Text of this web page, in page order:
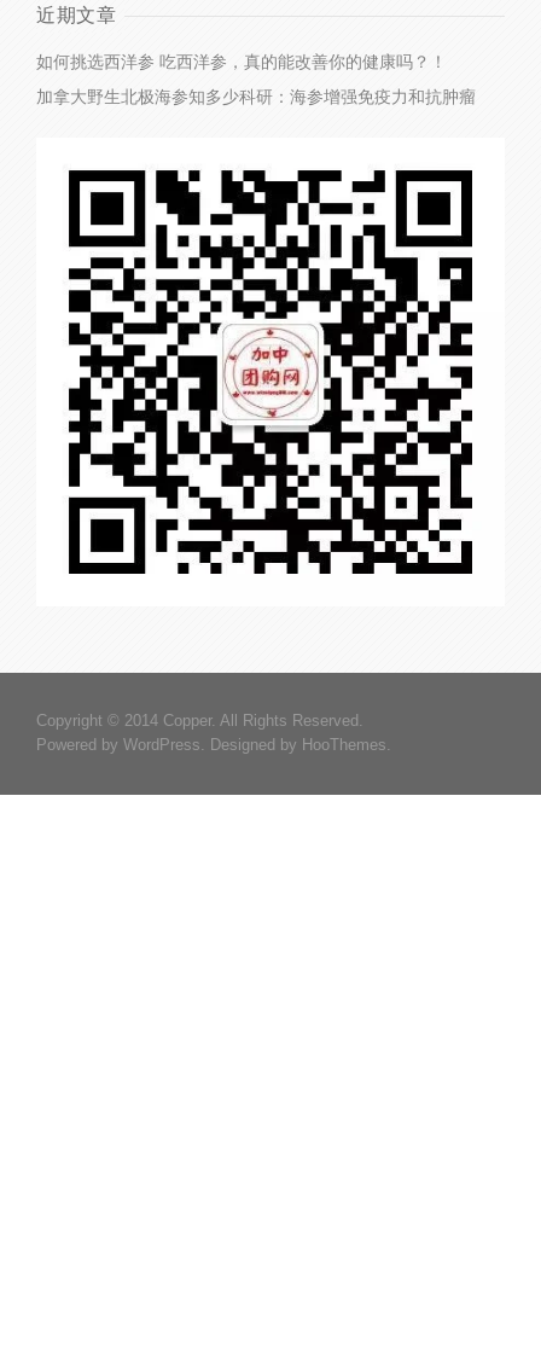
近期文章
如何挑选西洋参 吃西洋参，真的能改善你的健康吗？！
加拿大野生北极海参知多少科研：海参增强免疫力和抗肿瘤
Copyright © 2014 Copper. All Rights Reserved.
Powered by WordPress. Designed by HooThemes.